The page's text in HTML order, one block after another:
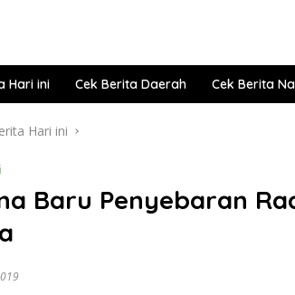
Hari ini Cek Berita Daerah Cek Berita
Hari ini
Baru Penyebaran